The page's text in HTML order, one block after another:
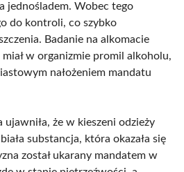
jednośladem. Wobec tego
do kontroli, co szybko
Badanie na alkomacie
miał w organizmie promil alkoholu,
nałożeniem mandatu
że w kieszeni odzieży
substancja, która okazała się
został ukarany mandatem w